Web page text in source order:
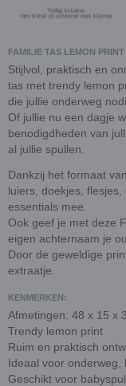
FAMILIE TAS LEMON
Stijlvol, praktisch en
tas met trendy lemon
die jullie onderweg
Of jullie nu een dagje
benodigdheden van
al jullie spullen.
Dankzij het formaat
luiers, doekjes,
essentials mee.
Ook geef je met deze
eigen achternaam je
Door de geweldige
extraatje.
KENMERKEN:
Afmetingen: 48 x 15 x
Trendy lemon print
Ruim en praktisch
Ideaal voor
Geschikt voor